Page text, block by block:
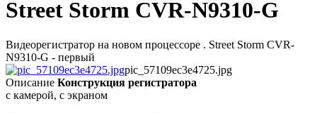
Street Storm CVR-N9310-G
Видеорегистратор на новом процессоре . Street Storm CVR-
N9310-G - первый
pic_57109ec3e4725.jpg
Описание Конструкция регистратора
с камерой, с экраном